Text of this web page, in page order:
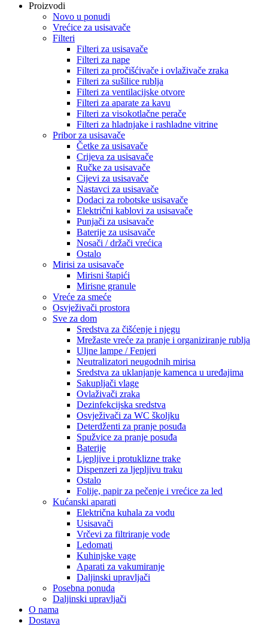
Proizvodi
Novo u ponudi
Vrećice za usisavače
Filteri
Filteri za usisavače
Filteri za nape
Filteri za pročišćivače i ovlaživače zraka
Filteri za sušilice rublja
Filteri za ventilacijske otvore
Filteri za aparate za kavu
Filteri za visokotlačne perače
Filteri za hladnjake i rashladne vitrine
Pribor za usisavače
Četke za usisavače
Crijeva za usisavače
Ručke za usisavače
Cijevi za usisavače
Nastavci za usisavače
Dodaci za robotske usisavače
Električni kablovi za usisavače
Punjači za usisavače
Baterije za usisavače
Nosači / držači vrećica
Ostalo
Mirisi za usisavače
Mirisni štapići
Mirisne granule
Vreće za smeće
Osvježivači prostora
Sve za dom
Sredstva za čišćenje i njegu
Mrežaste vreće za pranje i organiziranje rublja
Uljne lampe / Fenjeri
Neutralizatori neugodnih mirisa
Sredstva za uklanjanje kamenca u uređajima
Sakupljači vlage
Ovlaživači zraka
Dezinfekcijska sredstva
Osvježivači za WC školjku
Deterdženti za pranje posuđa
Spužvice za pranje posuđa
Baterije
Ljepljive i protuklizne trake
Dispenzeri za ljepljivu traku
Ostalo
Folije, papir za pečenje i vrećice za led
Kućanski aparati
Električna kuhala za vodu
Usisavači
Vrčevi za filtriranje vode
Ledomati
Kuhinjske vage
Aparati za vakumiranje
Daljinski upravljači
Posebna ponuda
Daljinski upravljači
O nama
Dostava